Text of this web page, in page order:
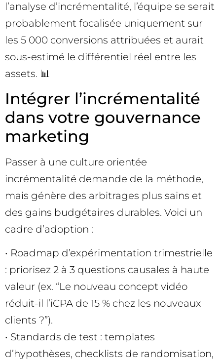
l’analyse d’incrémentalité, l’équipe se serait
probablement focalisée uniquement sur
les 5 000 conversions attribuées et aurait
sous-estimé le différentiel réel entre les
assets. 📊
Intégrer l’incrémentalité
dans votre gouvernance
marketing
Passer à une culture orientée
incrémentalité demande de la méthode,
mais génère des arbitrages plus sains et
des gains budgétaires durables. Voici un
cadre d’adoption :
• Roadmap d’expérimentation trimestrielle
: priorisez 2 à 3 questions causales à haute
valeur (ex. “Le nouveau concept vidéo
réduit-il l’iCPA de 15 % chez les nouveaux
clients ?”).
• Standards de test : templates
d’hypothèses, checklists de randomisation,